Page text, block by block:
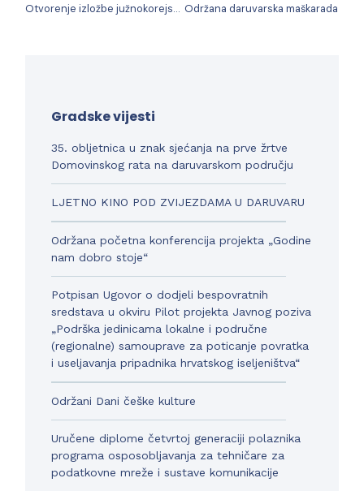
Otvorenje izložbe južnokorejskog slikara Ho Songa Održana daruvarska maškarada
Gradske vijesti
35. obljetnica u znak sjećanja na prve žrtve
Domovinskog rata na daruvarskom području
LJETNO KINO POD ZVIJEZDAMA U DARUVARU
Održana početna konferencija projekta „Godine
nam dobro stoje“
Potpisan Ugovor o dodjeli bespovratnih
sredstava u okviru Pilot projekta Javnog poziva
„Podrška jedinicama lokalne i područne
(regionalne) samouprave za poticanje povratka
i useljavanja pripadnika hrvatskog iseljeništva“
Održani Dani češke kulture
Uručene diplome četvrtoj generaciji polaznika
programa osposobljavanja za tehničare za
podatkovne mreže i sustave komunikacije